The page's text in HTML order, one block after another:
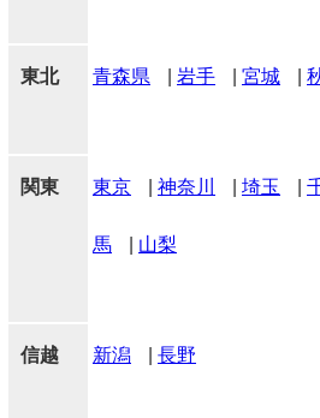
東北 青森県 岩手 宮城
関東 東京 神奈川 埼玉
馬 山梨
信越 新潟 長野